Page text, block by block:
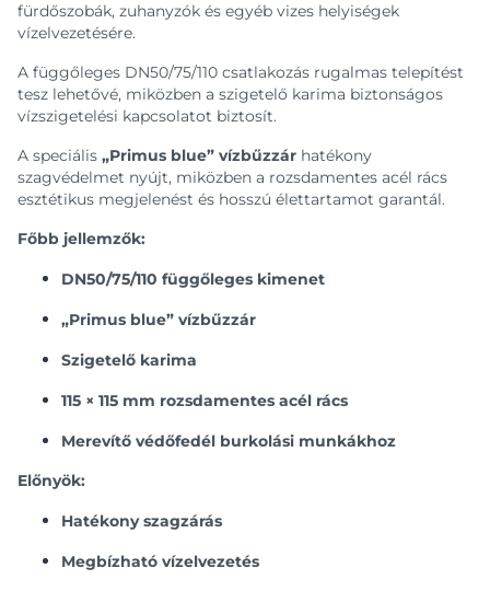
fürdőszobák, zuhanyzók és egyéb vizes helyiségek
vízelvezetésére.
A függőleges DN50/75/110 csatlakozás rugalmas telepítést
tesz lehetővé, miközben a szigetelő karima biztonságos
vízszigetelési kapcsolatot biztosít.
A speciális „Primus blue” vízbűzzár hatékony
szagvédelmet nyújt, miközben a rozsdamentes acél rács
esztétikus megjelenést és hosszú élettartamot garantál.
Főbb jellemzők:
DN50/75/110 függőleges kimenet
„Primus blue” vízbűzzár
Szigetelő karima
115 × 115 mm rozsdamentes acél rács
Merevítő védőfedél burkolási munkákhoz
Előnyök:
Hatékony szagzárás
Megbízható vízelvezetés